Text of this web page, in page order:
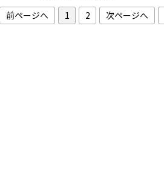
前ページへ 1 2 次ページへ